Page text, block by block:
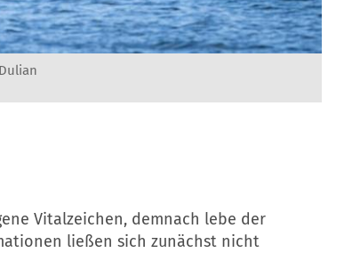
Vitalzeichen, demnach lebe der
ließen sich zunächst nicht